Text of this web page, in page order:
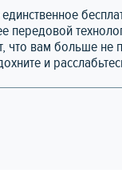
передовой
что вам больше не
и